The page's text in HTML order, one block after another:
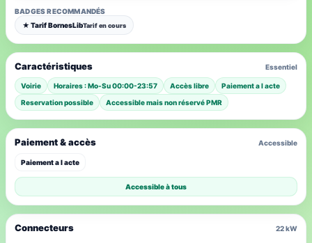
BADGES RECOMMANDÉS
★ Tarif BornesLibTarif en cours
Caractéristiques Essentiel
Voirie Horaires : Mo-Su 00:00-23:57 Accès libre
Paiement a l acte
Reservation possible
Accessible mais non réservé PMR
Connecteurs 22 kW
Paiement & accès Accessible
Paiement a l acte
Accessible à tous